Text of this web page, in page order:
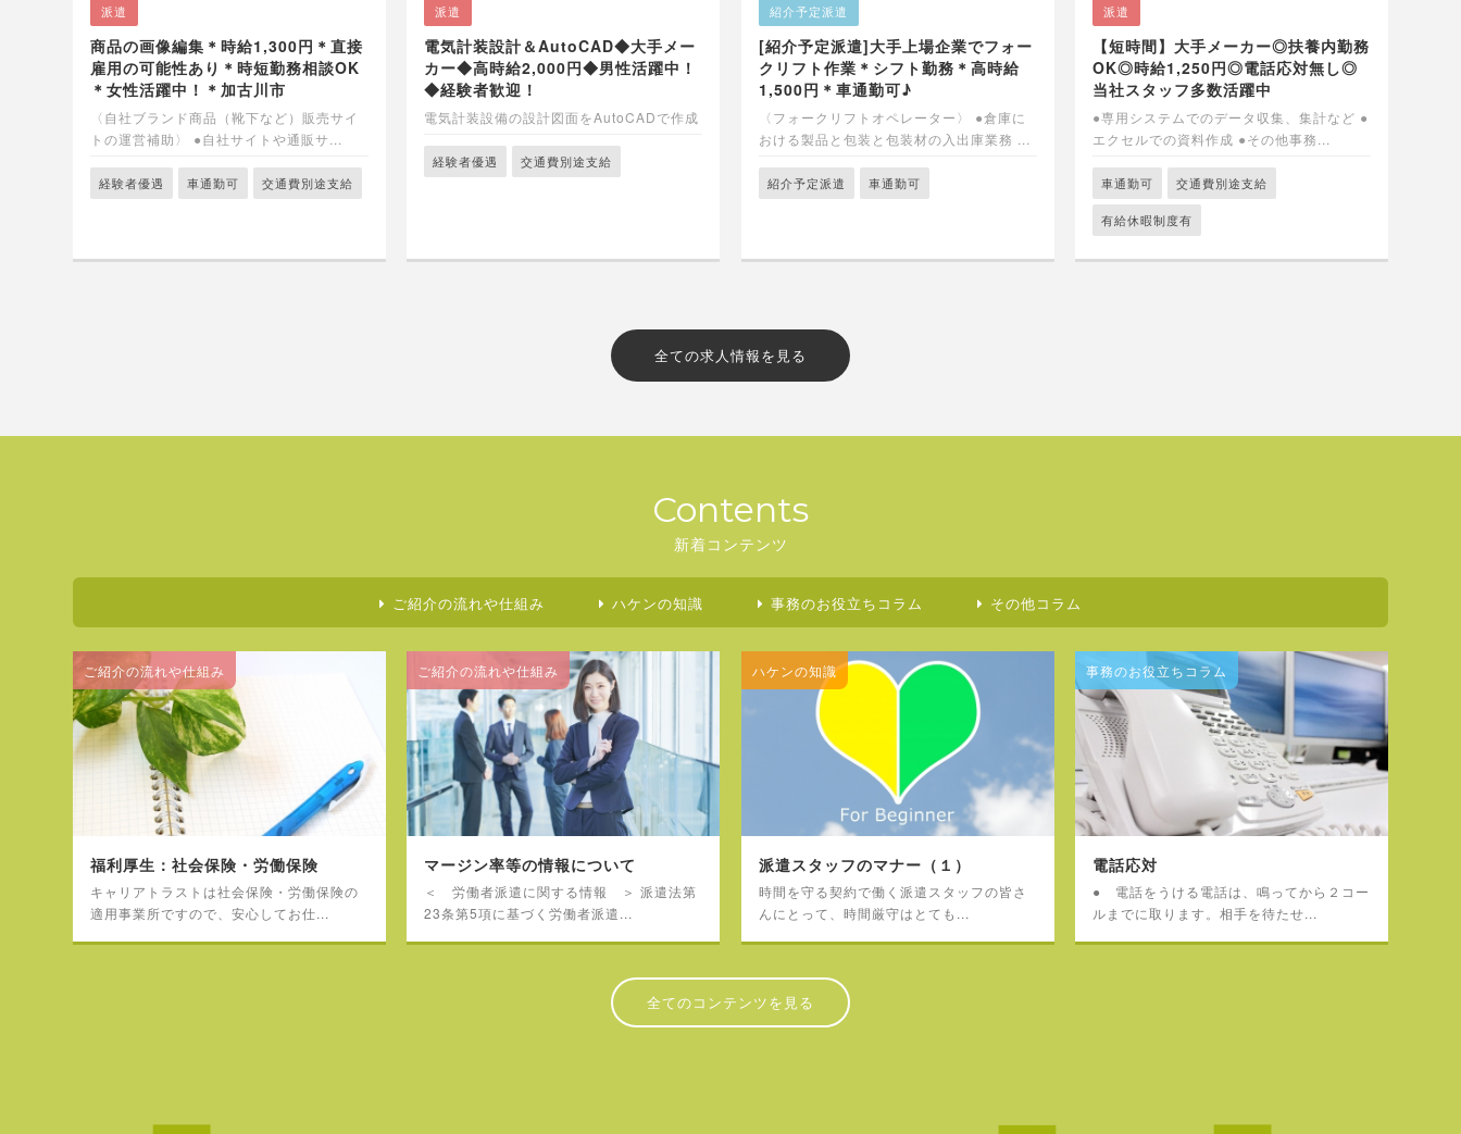
派遣
商品の画像編集＊時給1,300円＊直接
雇用の可能性あり＊時短勤務相談OK
＊女性活躍中！＊加古川市
〈自社ブランド商品（靴下など）販売サイ
トの運営補助〉 ●自社サイトや通販サ...
経験者優遇 車通勤可 交通費別途支給
派遣
電気計装設計＆AutoCAD◆大手メー
カー◆高時給2,000円◆男性活躍中！
◆経験者歓迎！
電気計装設備の設計図面をAutoCADで作成
経験者優遇 交通費別途支給
紹介予定派遣
[紹介予定派遣]大手上場企業でフォー
クリフト作業＊シフト勤務＊高時給
1,500円＊車通勤可♪
〈フォークリフトオペレーター〉 ●倉庫に
おける製品と包装と包装材の入出庫業務 ...
紹介予定派遣 車通勤可
派遣
【短時間】大手メーカー◎扶養内勤務
OK◎時給1,250円◎電話応対無し◎
当社スタッフ多数活躍中
●専用システムでのデータ収集、集計など ●
エクセルでの資料作成 ●その他事務...
車通勤可 交通費別途支給
有給休暇制度有
全ての求人情報を見る
Contents
新着コンテンツ
ご紹介の流れや仕組み ハケンの知識 事務のお役立ちコラム その他コラム
福利厚生：社会保険・労働保険
キャリアトラストは社会保険・労働保険の
適用事業所ですので、安心してお仕...
ご紹介の流れや仕組み
マージン率等の情報について
＜ 労働者派遣に関する情報 ＞ 派遣法第
23条第5項に基づく労働者派遣...
ご紹介の流れや仕組み
派遣スタッフのマナー（１）
時間を守る契約で働く派遣スタッフの皆さ
んにとって、時間厳守はとても...
ハケンの知識
電話応対
● 電話をうける電話は、鳴ってから２コー
ルまでに取ります。相手を待たせ...
事務のお役立ちコラム
全てのコンテンツを見る